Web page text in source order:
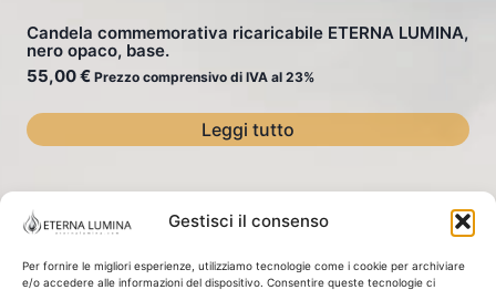
Gestisci il consenso
Per fornire le migliori esperienze, utilizziamo tecnologie come i cookie per archiviare
e/o accedere alle informazioni del dispositivo. Consentire queste tecnologie ci
Candela commemorativa ricaricabile ETERNA LUMINA,
nero opaco, base.
55,00€ Prezzo comprensivo di IVA al 23%
Leggi tutto
La Nostra Storia / Filosofia Negozio
Cestino